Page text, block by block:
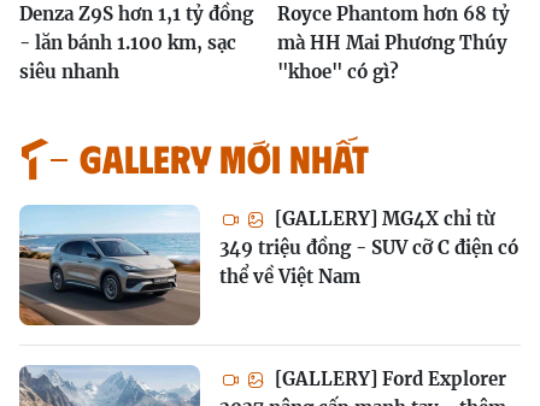
Denza Z9S hơn 1,1 tỷ đồng
- lăn bánh 1.100 km, sạc
siêu nhanh
Royce Phantom hơn 68 tỷ
mà HH Mai Phương Thúy
"khoe" có gì?
GALLERY MỚI NHẤT
[GALLERY] MG4X chỉ từ
349 triệu đồng - SUV cỡ C điện có
thể về Việt Nam
[GALLERY] Ford Explorer